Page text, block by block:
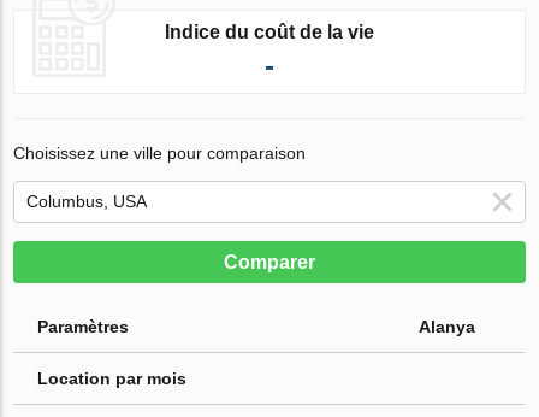
Indice du coût de la vie
-
Choisissez une ville pour comparaison
Comparer
Paramètres Alanya
Location par mois